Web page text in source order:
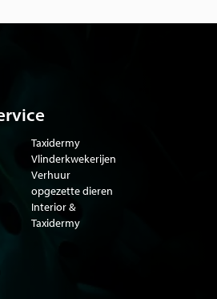
Taxidermy
Vlinderkwekerijen
Verhuur
opgezette dieren
Interior &
Taxidermy